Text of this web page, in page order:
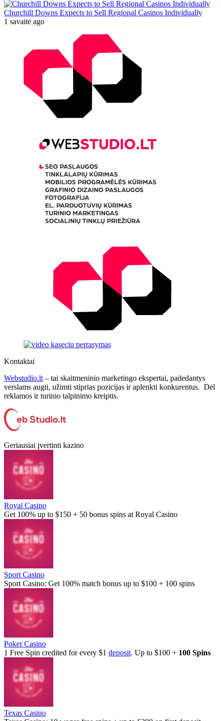
Churchill Downs Expects to Sell Regional Casinos Individually
1 savaitė ago
Kontaktai
Webstudio.lt – tai skaitmeninio marketingo ekspertai, padedantys
verslams augti, užimti stiprias pozicijas ir aplenkti konkurentus. Dėl
reklamos ir turinio talpinimo kreiptis.
Geriausiai įvertinti kazino
Royal Casino
Get 100% up to $150 + 50 bonus spins at Royal Casino
Sport Casino
Sport Casino: Get 100% match bonus up to $100 + 100 spins
Poker Casino
1 Free Spin credited for every $1 deposit. Up to $100 + 100 Spins
Texas Casino